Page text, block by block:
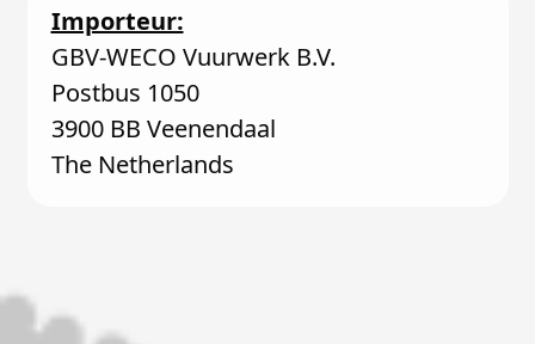
Importeur:
GBV-WECO Vuurwerk B.V.
Postbus 1050
3900 BB Veenendaal
The Netherlands